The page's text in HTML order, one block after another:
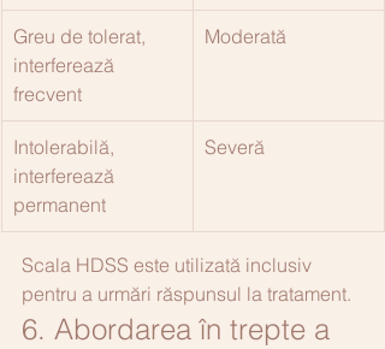
Greu de tolerat,
interferează
frecvent
Moderată
Intolerabilă,
interferează
permanent
Severă
Scala HDSS este utilizată inclusiv
pentru a urmări răspunsul la tratament.
6. Abordarea în trepte a